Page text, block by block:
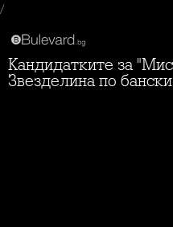
/
Кандидатките за "Мис България 2013":
Звезделина по бански